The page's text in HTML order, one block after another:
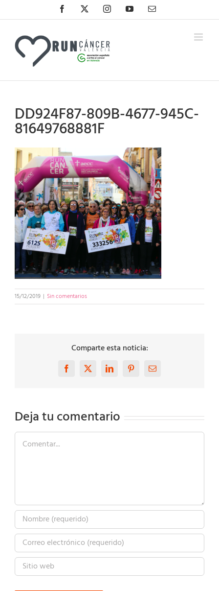
al
Facebook InstagramYouTubeCorreo
DD924F87-809B-4677-945C-
81649768881F
15/12/2019 | Sin comentarios
Comparte esta noticia:
Facebook
X LinkedInPinterestCorreo
Deja tu comentario
Comentar